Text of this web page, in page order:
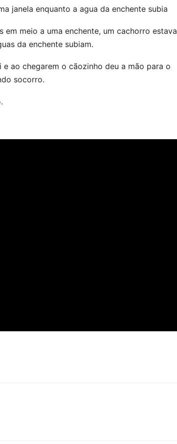
janela enquanto a agua da enchente subia
meio a uma enchente, um cachorro estava
da enchente subiam.
ao chegarem o cãozinho deu a mão para o
socorro.